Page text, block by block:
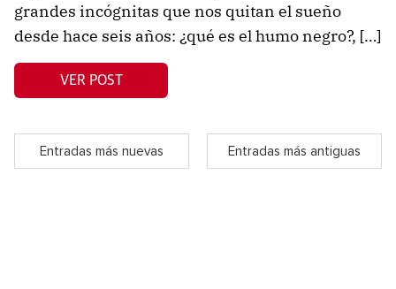
grandes incógnitas que nos quitan el sueño
desde hace seis años: ¿qué es el humo negro?, […]
VER POST
Entradas más nuevas Entradas más antiguas